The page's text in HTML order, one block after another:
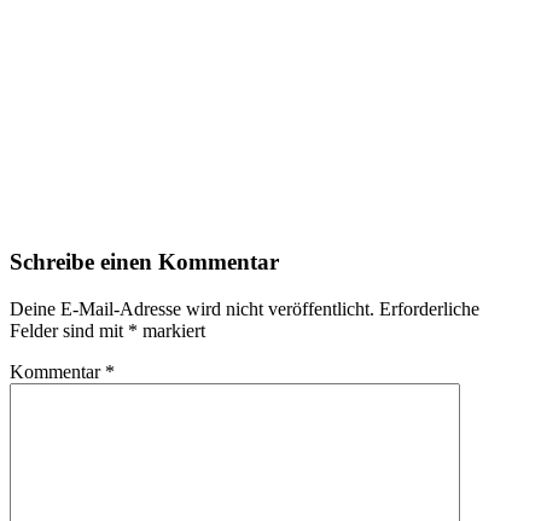
Schreibe einen Kommentar
Deine E-Mail-Adresse wird nicht veröffentlicht. Erforderliche
Felder sind mit * markiert
Kommentar *